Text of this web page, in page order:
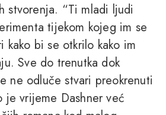
stvorenja. “Ti mladi ljudi
tijekom kojeg im se
kako bi se otkrilo kako im
Sve do trenutka dok
ne odluče stvari preokrenuti
je vrijeme Dashner već